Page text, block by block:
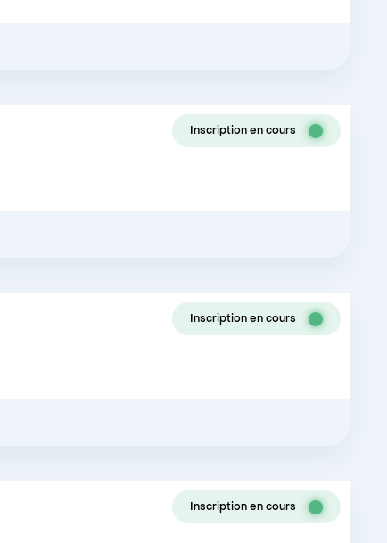
Inscription en cours
Inscription en cours
Inscription en cours